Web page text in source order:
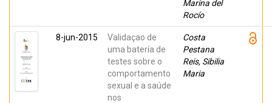
Marina del
Rocío
8-jun-2015
Validaçao de
uma batería de
testes sobre o
comportamento
sexual e a saúde
nos
Costa
Pestana
Reis, Sibilia
Maria